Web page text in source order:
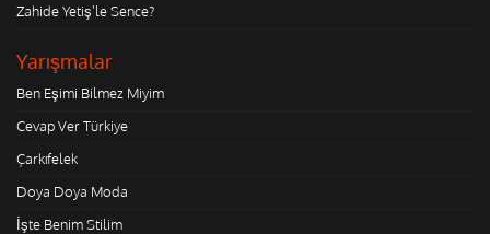
Zahide Yetiş'le Sence?
Yarışmalar
Ben Eşimi Bilmez Miyim
Cevap Ver Türkiye
Çarkıfelek
Doya Doya Moda
İşte Benim Stilim